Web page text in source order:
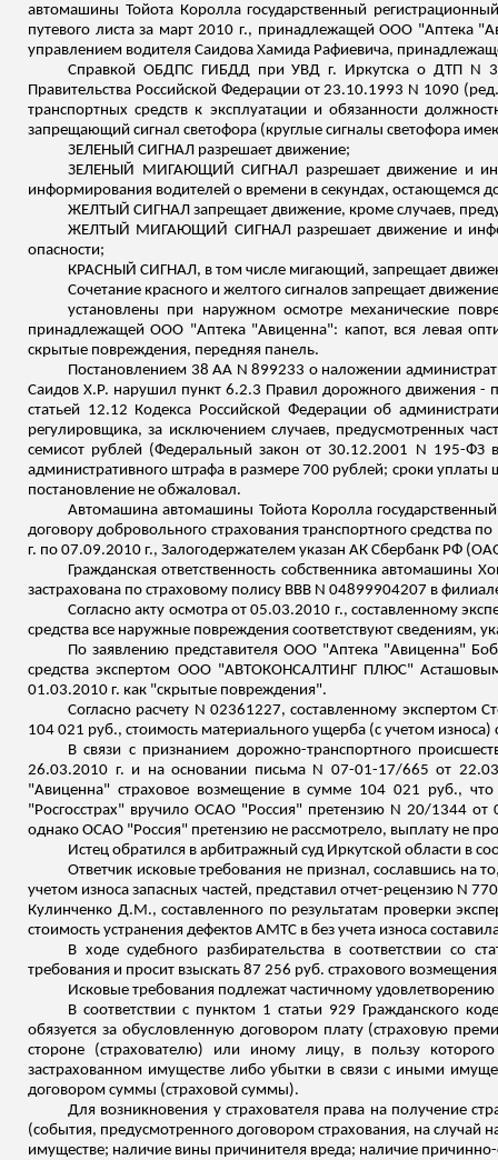
автомашины Тойота Короллагосударственный
путевого листа за март 2010 г., принадлежащей ООО "Аптека
управлением водителя Саидова Хамида Рафиевича,
Справкой ОБДПС ГИБДД при УВД г. Иркутска о ДТП N
Правительства Российской Федерации от 23.10.1993 N 1090
транспортных средств к эксплуатации и обязанности
запрещающий сигнал светофора (круглые сигналы светофора
ЗЕЛЕНЫЙ СИГНАЛ разрешает движение;
ЗЕЛЕНЫЙ МИГАЮЩИЙ СИГНАЛ разрешает движение и
информирования водителей о времени в секундах, остающемся
ЖЕЛТЫЙ СИГНАЛ запрещает движение, кроме случаев,
ЖЕЛТЫЙ МИГАЮЩИЙ СИГНАЛ разрешает движение и
опасности;
КРАСНЫЙ СИГНАЛ, в том числе мигающий, запрещает
Сочетание красного и желтого сигналов запрещает
установлены при наружном осмотре механические
принадлежащей ООО "Аптека "Авиценна": капот, вся левая
скрытые повреждения, передняя панель.
Постановлением 38 АА N 899233 о наложении
Саидов Х.Р. нарушил пункт 6.2.3 Правил дорожного движения -
статьей 12.12 Кодекса Российской Федерации об
регулировщика,за исключением случаев, предусмотренных
семисот рублей (Федеральный закон от 30.12.2001 N 195-
административного штрафа в размере 700 рублей; сроки
постановление не обжаловал.
Автомашина автомашины Тойота Королла
договору добровольного страхования транспортного
г. по 07.09.2010 г., Залогодержателем указан АК Сбербанк РФ
Гражданская ответственность собственника автомашины
застрахована по страховому полису ВВВ N 04899904207 в
Согласно акту осмотра от 05.03.2010 г., составленному
средства все наружные повреждения соответствуют сведениям,
По заявлению представителя ООО "Аптека "Авиценна"
средства экспертом ООО "АВТОКОНСАЛТИНГ ПЛЮС"
01.03.2010 г. как "скрытые повреждения".
Согласно расчету N 02361227, составленному экспертом
104 021 руб., стоимость материального ущерба (с учетом
В связи с признанием дорожно-транспортного
26.03.2010 г. и на основании письма N 07-01-17/665 от
"Авиценна" страховое возмещение в сумме 104 021 руб.,
"Росгосстрах" вручило ОСАО "Россия" претензию N 20/1344
однако ОСАО "Россия" претензию не рассмотрело, выплату не
Истец обратился в арбитражный суд Иркутской области в
Ответчик исковые требования не признал, сославшись на
учетом износа запасных частей, представил отчет-рецензию N
Кулинченко Д.М., составленного по результатам проверки
стоимость устранения дефектов АМТС в без учета износа
В ходе судебного разбирательства в соответствии со
требования и просит взыскать 87 256 руб. страхового
Исковые требования подлежат частичному
В соответствии с пунктом 1 статьи 929 Гражданского
обязуется за обусловленную договором плату (страховую
стороне (страхователю) или иному лицу, в пользу
застрахованном имуществе либо убытки в связи с иными
договором суммы (страховой суммы).
Для возникновения у страхователя права на получение
(события, предусмотренного договором страхования, на случай
имуществе; наличие вины причинителя вреда; наличие